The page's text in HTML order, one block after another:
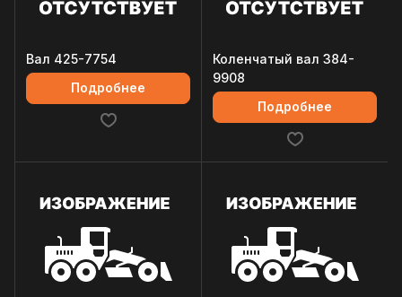
Вал 425-7754
Подробнее
Коленчатый вал 384-
9908
Подробнее